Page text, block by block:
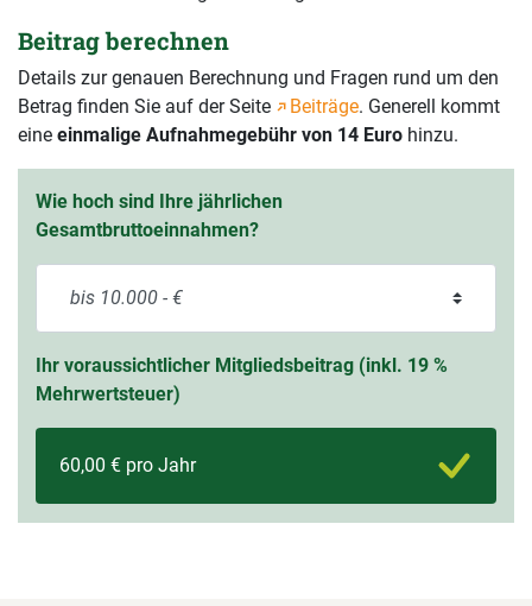
Beitrag berechnen
Details zur genauen Berechnung und Fragen rund um den
Betrag finden Sie auf der Seite
Beiträge. Generell kommt
eine einmalige Aufnahmegebühr von 14 Euro hinzu.
Wie hoch sind Ihre jährlichen
Gesamtbruttoeinnahmen?
Ihr voraussichtlicher Mitgliedsbeitrag (inkl. 19 %
Mehrwertsteuer)
60,00 € pro Jahr